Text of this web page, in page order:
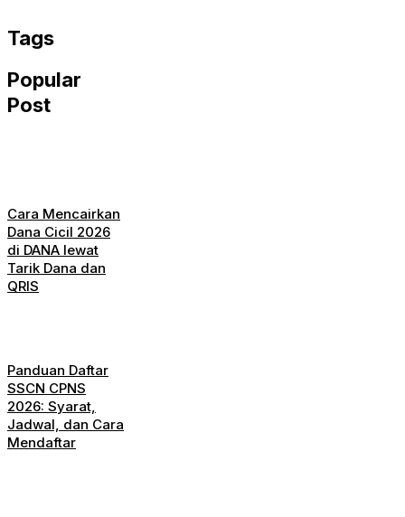
Tags
Popular
Post
Cara Mencairkan
Dana Cicil 2026
di DANA lewat
Tarik Dana dan
QRIS
Panduan Daftar
SSCN CPNS
2026: Syarat,
Jadwal, dan Cara
Mendaftar